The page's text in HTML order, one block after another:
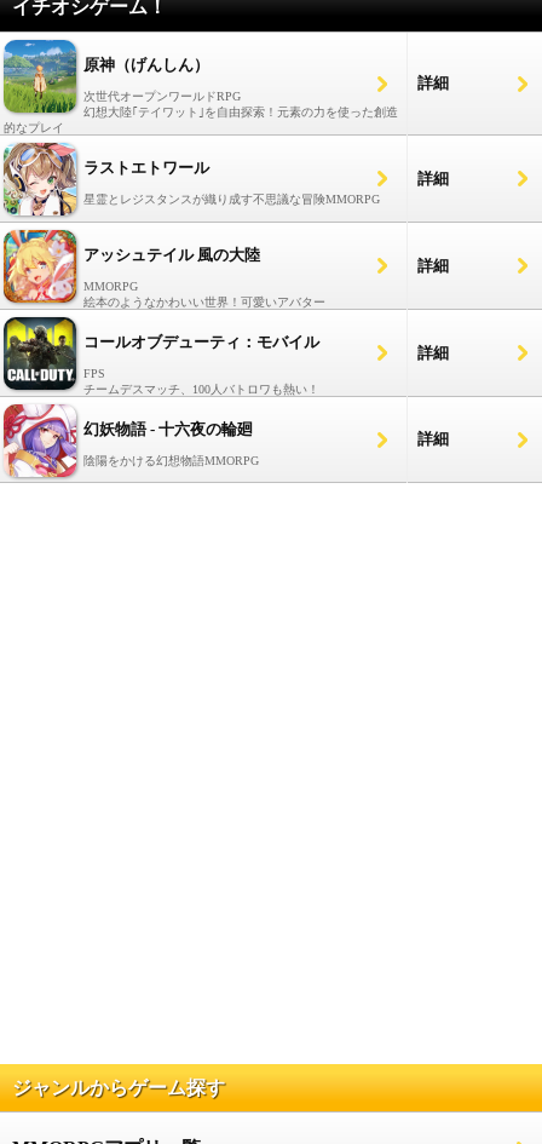
イチオシゲーム！
原神（げんしん）
次世代オープンワールドRPG
幻想大陸｢テイワット｣を自由探索！元素の力を使った創造
的なプレイ
詳細
ラストエトワール
星霊とレジスタンスが織り成す不思議な冒険MMORPG
詳細
アッシュテイル 風の大陸
MMORPG
絵本のようなかわいい世界！可愛いアバター
詳細
コールオブデューティ：モバイル
FPS
チームデスマッチ、100人バトロワも熱い！
詳細
幻妖物語 - 十六夜の輪廻
陰陽をかける幻想物語MMORPG
詳細
ジャンルからゲーム探す